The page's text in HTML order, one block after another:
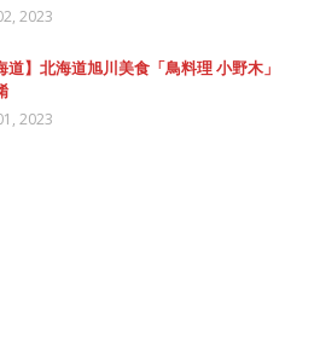
2023
道】北海道旭川美食「鳥料理 小野木」
2023